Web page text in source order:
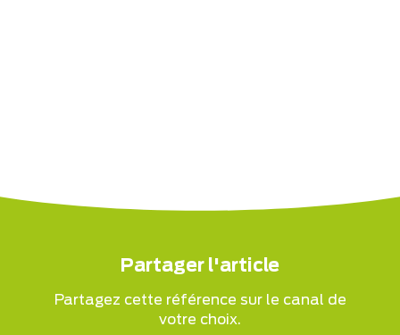
Partager l'article
Partagez cette référence sur le canal de
votre choix.